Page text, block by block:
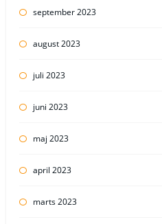
september 2023
august 2023
juli 2023
juni 2023
maj 2023
april 2023
marts 2023